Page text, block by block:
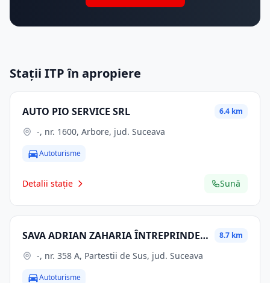
Stații ITP în apropiere
AUTO PIO SERVICE SRL 6.4 km
-, nr. 1600, Arbore, jud. Suceava
Autoturisme
Detalii stație Sună
SAVA ADRIAN ZAHARIA ÎNTREPRINDERE INDIVIDUALĂ 8.7 km
-, nr. 358 A, Partestii de Sus, jud. Suceava
Autoturisme